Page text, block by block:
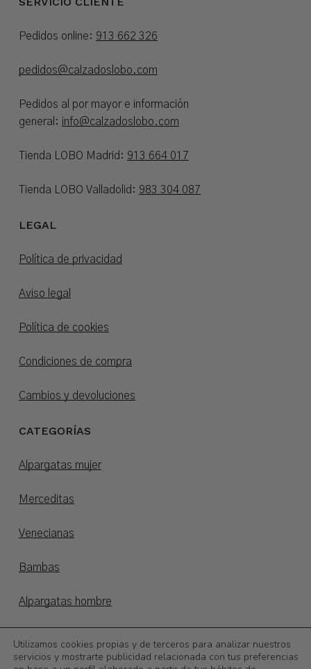
Pedidos online: 913 662 326
pedidos@calzadoslobo.com
Pedidos al por mayor e información
general: info@calzadoslobo.com
Tienda LOBO Madrid: 913 664 017
Tienda LOBO Valladolid: 983 304 087
LEGAL
Política de privacidad
Aviso legal
Política de cookies
Condiciones de compra
Cambios y devoluciones
CATEGORÍAS
Alpargatas mujer
Merceditas
Venecianas
Bambas
Alpargatas hombre
Utilizamos cookies propias y de terceros para analizar nuestros
servicios y mostrarte publicidad relacionada con tus preferencias